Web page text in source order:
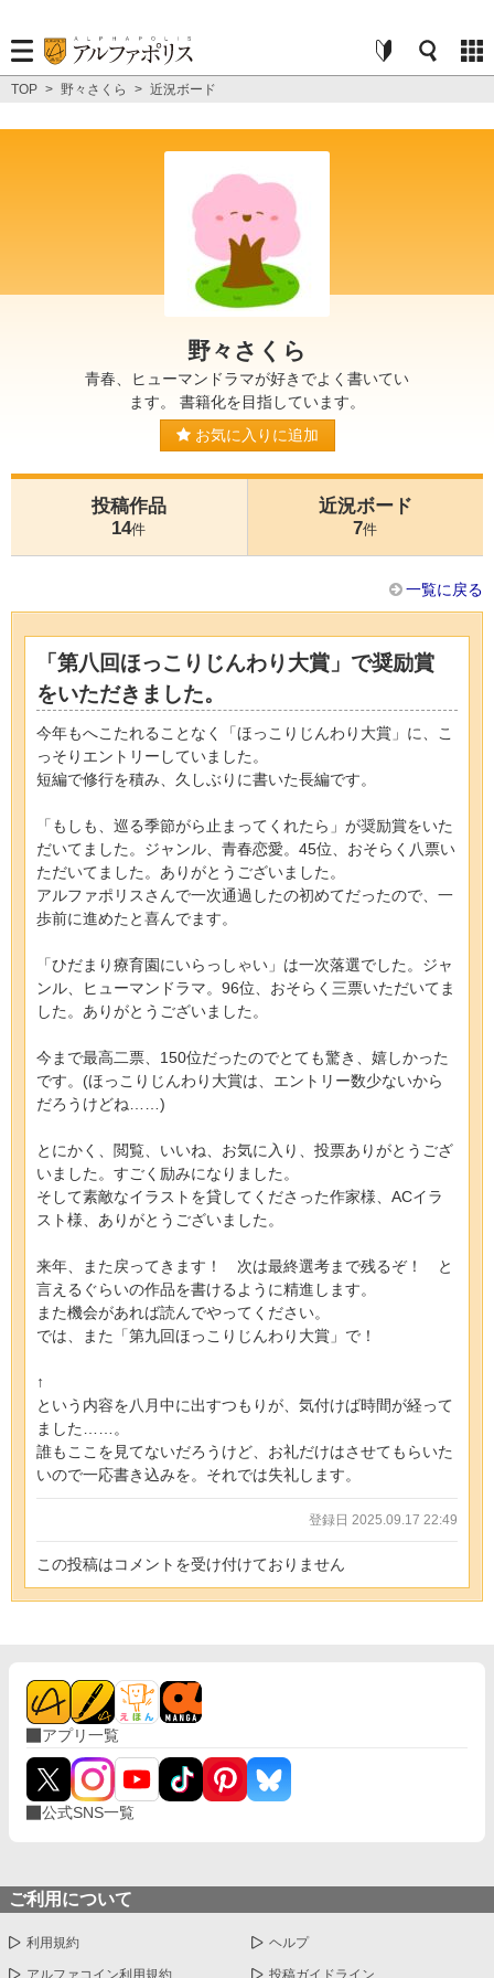
TOP > 野々さくら > 近況ボード
野々さくら
青春、ヒューマンドラマが好きでよく書いてい
ます。 書籍化を目指しています。
お気に入りに追加
投稿作品
14件
近況ボード
7件
一覧に戻る
「第八回ほっこりじんわり大賞」で奨励賞
をいただきました。
今年もへこたれることなく「ほっこりじんわり大賞」に、こ
っそりエントリーしていました。
短編で修行を積み、久しぶりに書いた長編です。
「もしも、巡る季節がら止まってくれたら」が奨励賞をいた
だいてました。ジャンル、青春恋愛。45位、おそらく八票い
ただいてました。ありがとうございました。
アルファポリスさんで一次通過したの初めてだったので、一
歩前に進めたと喜んでます。
「ひだまり療育園にいらっしゃい」は一次落選でした。ジャ
ンル、ヒューマンドラマ。96位、おそらく三票いただいてま
した。ありがとうございました。
今まで最高二票、150位だったのでとても驚き、嬉しかった
です。(ほっこりじんわり大賞は、エントリー数少ないから
だろうけどね……)
とにかく、閲覧、いいね、お気に入り、投票ありがとうござ
いました。すごく励みになりました。
そして素敵なイラストを貸してくださった作家様、ACイラ
スト様、ありがとうございました。
来年、また戻ってきます！ 次は最終選考まで残るぞ！ と
言えるぐらいの作品を書けるように精進します。
また機会があれば読んでやってください。
では、また「第九回ほっこりじんわり大賞」で！
↑
という内容を八月中に出すつもりが、気付けば時間が経って
ました……。
誰もここを見てないだろうけど、お礼だけはさせてもらいた
いので一応書き込みを。それでは失礼します。
登録日 2025.09.17 22:49
この投稿はコメントを受け付けておりません
アプリ一覧
公式SNS一覧
ご利用について
利用規約 ヘルプ
アルファコイン利用規約 投稿ガイドライン